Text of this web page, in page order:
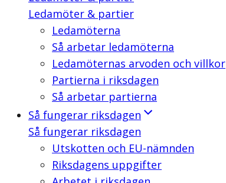
Ledamöter & partier
Ledamöterna
Så arbetar ledamöterna
Ledamöternas arvoden och villkor
Partierna i riksdagen
Så arbetar partierna
Så fungerar riksdagen
Så fungerar riksdagen
Utskotten och EU-nämnden
Riksdagens uppgifter